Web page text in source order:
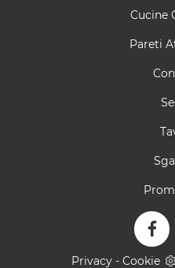
Cucine
Pareti
Privacy - Cookie